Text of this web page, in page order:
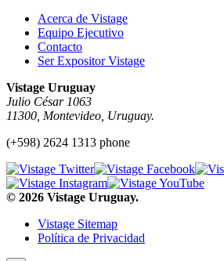
Acerca de Vistage
Equipo Ejecutivo
Contacto
Ser Expositor Vistage
Vistage Uruguay
Julio César 1063
11300, Montevideo, Uruguay.
(+598) 2624 1313 phone
© 2026 Vistage Uruguay.
Vistage Sitemap
Política de Privacidad